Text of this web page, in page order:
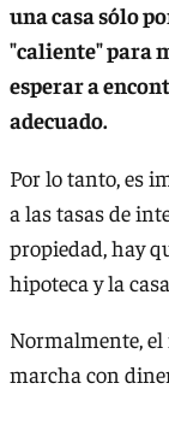
una casa sólo
"caliente" para
esperar a
adecuado.
Por lo tanto, es
a las tasas de
propiedad, hay
hipoteca y la
Normalmente, el
marcha con